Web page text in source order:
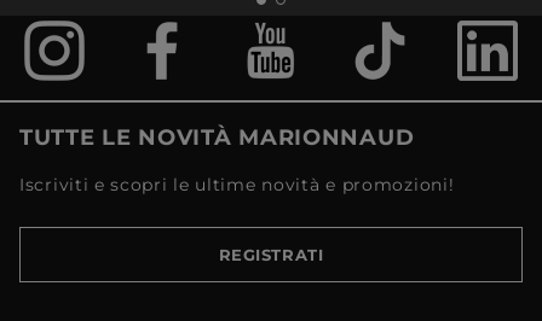
TUTTE LE NOVITÀ MARIONNAUD
Iscriviti e scopri le ultime novità e promozioni!
REGISTRATI